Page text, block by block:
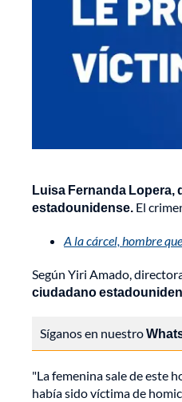
Luisa Fernanda Lopera,
estadounidense. El
A la cárcel, hombre
Según Yiri Amado,
ciudadano
Síganos en nuestro
"La femenina sale de este
había sido víctima de